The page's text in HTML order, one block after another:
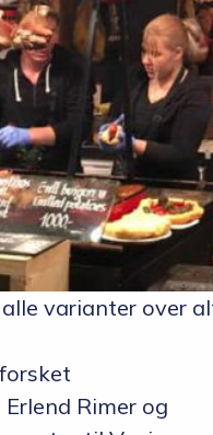
varianter over
Rimer og